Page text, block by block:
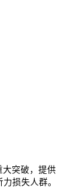
大突破，提供
损失人群。